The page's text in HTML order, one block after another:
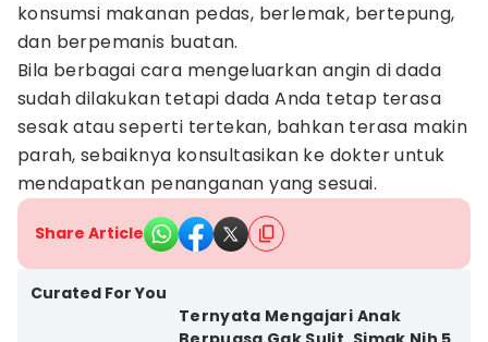
konsumsi makanan pedas, berlemak, bertepung,
dan berpemanis buatan.
Bila berbagai cara mengeluarkan angin di dada
sudah dilakukan tetapi dada Anda tetap terasa
sesak atau seperti tertekan, bahkan terasa makin
parah, sebaiknya konsultasikan ke dokter untuk
mendapatkan penanganan yang sesuai.
Share Article
Curated For You
Ternyata Mengajari Anak